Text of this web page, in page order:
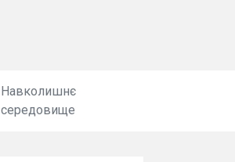
Навколишнє
середовище